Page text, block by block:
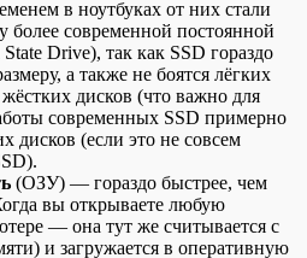
в ноутбуках от них стали
более современной постоянной
Drive), так как SSD гораздо
а также не боятся лёгких
дисков (что важно для
современных SSD примерно
дисков (если это не совсем
(ОЗУ) — гораздо быстрее, чем
вы открываете любую
— она тут же считывается с
и загружается в оперативную